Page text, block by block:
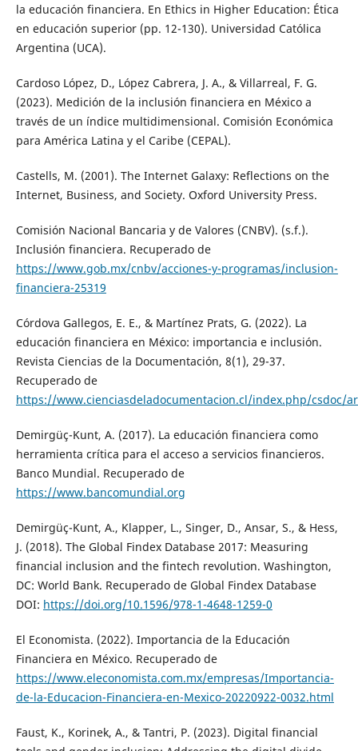
la educación financiera. En Ethics in Higher Education: Ética
en educación superior (pp. 12-130). Universidad Católica
Argentina (UCA).
Cardoso López, D., López Cabrera, J. A., & Villarreal, F. G.
(2023). Medición de la inclusión financiera en México a
través de un índice multidimensional. Comisión Económica
para América Latina y el Caribe (CEPAL).
Castells, M. (2001). The Internet Galaxy: Reflections on the
Internet, Business, and Society. Oxford University Press.
Comisión Nacional Bancaria y de Valores (CNBV). (s.f.).
Inclusión financiera. Recuperado de
https://www.gob.mx/cnbv/acciones-y-programas/inclusion-
financiera-25319
Córdova Gallegos, E. E., & Martínez Prats, G. (2022). La
educación financiera en México: importancia e inclusión.
Revista Ciencias de la Documentación, 8(1), 29-37.
Recuperado de
https://www.cienciasdeladocumentacion.cl/index.php/csdoc/
Demirgüç-Kunt, A. (2017). La educación financiera como
herramienta crítica para el acceso a servicios financieros.
Banco Mundial. Recuperado de
https://www.bancomundial.org
Demirgüç-Kunt, A., Klapper, L., Singer, D., Ansar, S., & Hess,
J. (2018). The Global Findex Database 2017: Measuring
financial inclusion and the fintech revolution. Washington,
DC: World Bank. Recuperado de Global Findex Database
DOI: https://doi.org/10.1596/978-1-4648-1259-0
El Economista. (2022). Importancia de la Educación
Financiera en México. Recuperado de
https://www.eleconomista.com.mx/empresas/Importancia-
de-la-Educacion-Financiera-en-Mexico-20220922-0032.html
Faust, K., Korinek, A., & Tantri, P. (2023). Digital financial